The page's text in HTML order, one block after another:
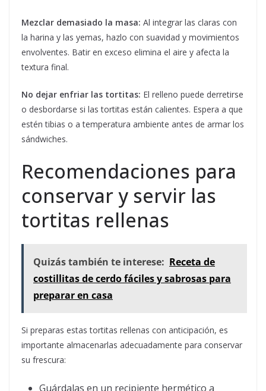
Mezclar demasiado la masa: Al integrar las claras con
la harina y las yemas, hazlo con suavidad y movimientos
envolventes. Batir en exceso elimina el aire y afecta la
textura final.
No dejar enfriar las tortitas: El relleno puede derretirse
o desbordarse si las tortitas están calientes. Espera a que
estén tibias o a temperatura ambiente antes de armar los
sándwiches.
Recomendaciones para
conservar y servir las
tortitas rellenas
Quizás también te interese: Receta de
costillitas de cerdo fáciles y sabrosas para
preparar en casa
Si preparas estas tortitas rellenas con anticipación, es
importante almacenarlas adecuadamente para conservar
su frescura:
Guárdalas en un recipiente hermético a